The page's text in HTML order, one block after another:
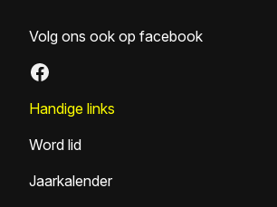
Volg ons ook op facebook
Facebook
Handige links
Word lid
Jaarkalender